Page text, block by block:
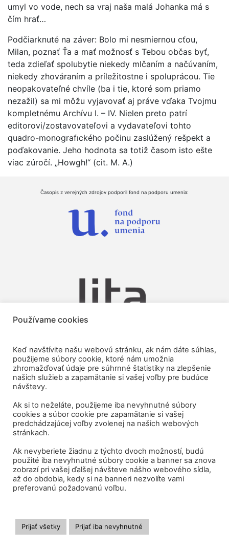
umyl vo vode, nech sa vraj naša malá Johanka má s
čím hrať…
Podčiarknuté na záver: Bolo mi nesmiernou cťou,
Milan, poznať Ťa a mať možnosť s Tebou občas byť,
teda zdieľať spolubytie niekedy mlčaním a načúvaním,
niekedy zhováraním a príležitostne i spoluprácou. Tie
neopakovateľné chvíle (ba i tie, ktoré som priamo
nezažil) sa mi môžu vyjavovať aj práve vďaka Tvojmu
kompletnému Archívu I. – IV. Nielen preto patrí
editorovi/zostavovateľovi a vydavateľovi tohto
quadro-monografıckého počinu zaslúžený rešpekt a
poďakovanie. Jeho hodnota sa totiž časom isto ešte
viac zúročí. „Howgh!“ (cit. M. A.)
Časopis z verejných zdrojov podporil fond na podporu umenia:
© 2026 OZ Vlna
Používame cookies
Keď navštívite našu webovú stránku, ak nám dáte súhlas,
použijeme súbory cookie, ktoré nám umožnia
zhromažďovať údaje pre súhrnné štatistiky na zlepšenie
našich služieb a zapamätanie si vašej voľby pre budúce
návštevy.
Ak si to neželáte, použijeme iba nevyhnutné súbory
cookies a súbor cookie pre zapamätanie si vašej
predchádzajúcej voľby zvolenej na našich webových
stránkach.
Ak nevyberiete žiadnu z týchto dvoch možností, budú
použité iba nevyhnutné súbory cookie a banner sa znova
zobrazí pri vašej ďalšej návšteve nášho webového sídla,
až do obdobia, kedy si na banneri nezvolíte vami
preferovanú požadovanú voľbu.
Prijať všetky Prijať iba nevyhnutné